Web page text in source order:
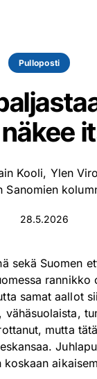
Pulloposti
Kooli, Ylen
Sanomien
28.5.2026
sekä Suomen
rannikko
samat aallot
vähäsuolaista,
mutta